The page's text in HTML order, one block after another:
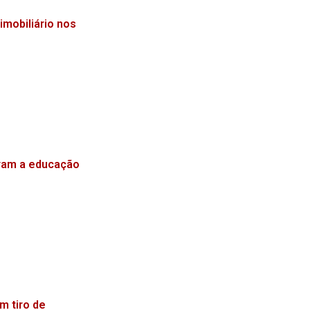
nos
a educação
tiro de